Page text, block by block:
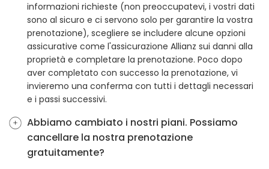
informazioni richieste (non preoccupatevi, i vostri dati
sono al sicuro e ci servono solo per garantire la vostra
prenotazione), scegliere se includere alcune opzioni
assicurative come l'assicurazione Allianz sui danni alla
proprietà e completare la prenotazione. Poco dopo
aver completato con successo la prenotazione, vi
invieremo una conferma con tutti i dettagli necessari
e i passi successivi.
Abbiamo cambiato i nostri piani. Possiamo
cancellare la nostra prenotazione
gratuitamente?